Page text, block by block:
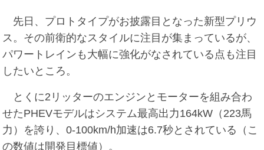
先日、プロトタイプがお披露目となった新型プリウ
ス。その前衛的なスタイルに注目が集まっているが、
パワートレインも大幅に強化がなされている点も注目
したいところ。
とくに2リッターのエンジンとモーターを組み合わ
せたPHEVモデルはシステム最高出力164kW（223馬
力）を誇り、0-100km/h加速は6.7秒とされている（こ
の数値は開発目標値）。